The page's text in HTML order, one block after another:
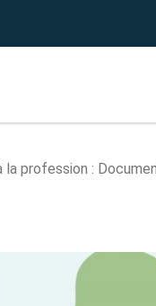
search
la profession :